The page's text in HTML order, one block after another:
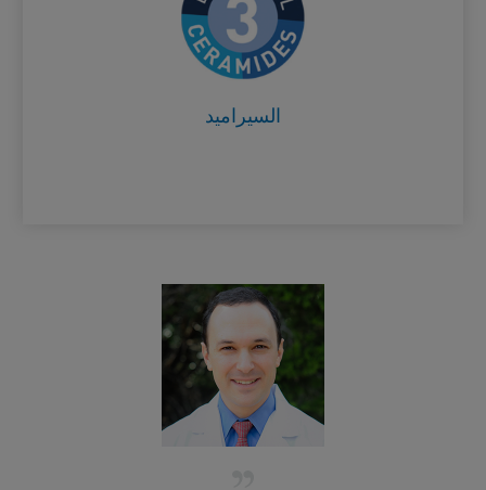
السيراميد
لبشرتك، مما يساعد على الاحتفاظ
بالرطوبة داخل البشرة وإبعاد
العوامل الضارة عنها.